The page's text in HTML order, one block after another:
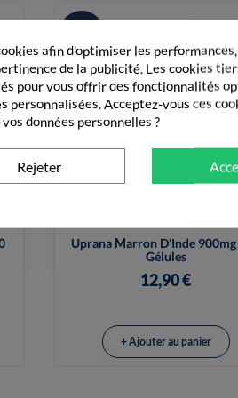
Uprana Marron D'Inde
Gélules
12,90 €
Vue rapide
+ Ajouter au panier
afin d'optimiser les
de la publicité. Les cookies
pour vous offrir des fonctionnalités
personnalisées. Acceptez-vous ces
données personnelles ?
Rejeter